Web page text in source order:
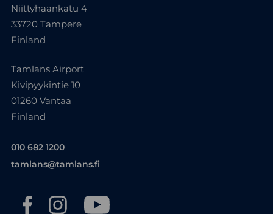
Niittyhaankatu 4
33720 Tampere
Finland
Tamlans Airport
Kivipyykintie 10
01260 Vantaa
Finland
010 682 1200
tamlans@tamlans.fi